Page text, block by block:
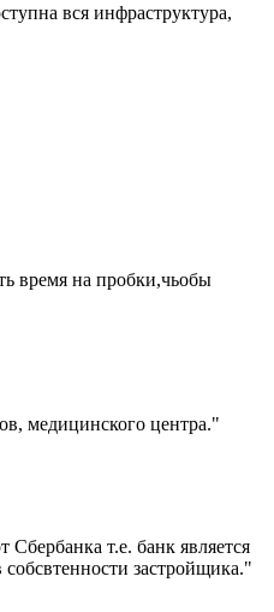
вся инфраструктура,
время на пробки,чьобы
медицинского центра."
т.е. банк является
застройщика."